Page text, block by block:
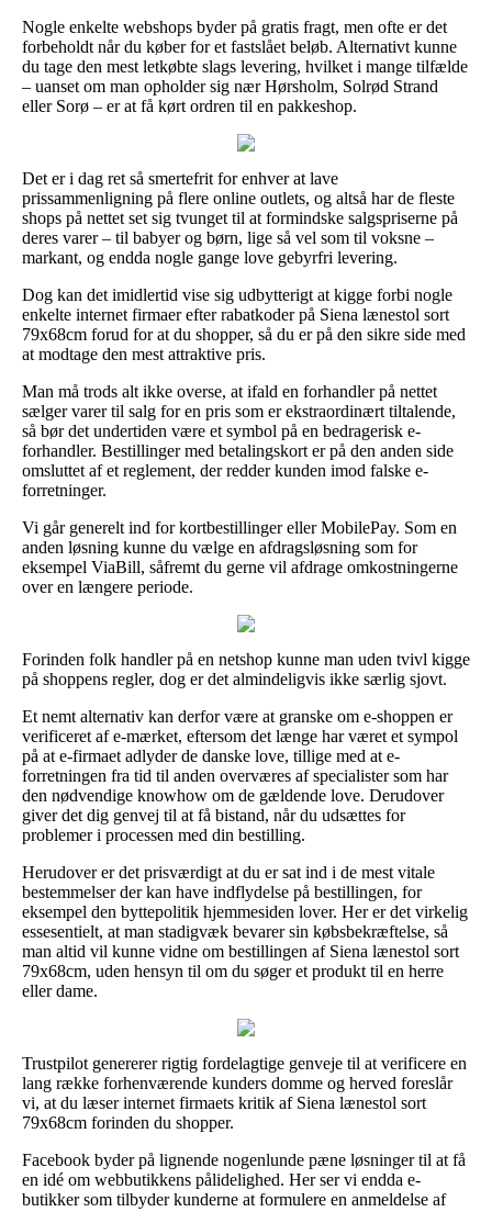
Nogle enkelte webshops byder på gratis fragt, men ofte er det
forbeholdt når du køber for et fastslået beløb. Alternativt kunne
du tage den mest letkøbte slags levering, hvilket i mange tilfælde
– uanset om man opholder sig nær Hørsholm, Solrød Strand
eller Sorø – er at få kørt ordren til en pakkeshop.
Det er i dag ret så smertefrit for enhver at lave
prissammenligning på flere online outlets, og altså har de fleste
shops på nettet set sig tvunget til at formindske salgspriserne på
deres varer – til babyer og børn, lige så vel som til voksne –
markant, og endda nogle gange love gebyrfri levering.
Dog kan det imidlertid vise sig udbytterigt at kigge forbi nogle
enkelte internet firmaer efter rabatkoder på Siena lænestol sort
79x68cm forud for at du shopper, så du er på den sikre side med
at modtage den mest attraktive pris.
Man må trods alt ikke overse, at ifald en forhandler på nettet
sælger varer til salg for en pris som er ekstraordinært tiltalende,
så bør det undertiden være et symbol på en bedragerisk e-
forhandler. Bestillinger med betalingskort er på den anden side
omsluttet af et reglement, der redder kunden imod falske e-
forretninger.
Vi går generelt ind for kortbestillinger eller MobilePay. Som en
anden løsning kunne du vælge en afdragsløsning som for
eksempel ViaBill, såfremt du gerne vil afdrage omkostningerne
over en længere periode.
Forinden folk handler på en netshop kunne man uden tvivl kigge
på shoppens regler, dog er det almindeligvis ikke særlig sjovt.
Et nemt alternativ kan derfor være at granske om e-shoppen er
verificeret af e-mærket, eftersom det længe har været et sympol
på at e-firmaet adlyder de danske love, tillige med at e-
forretningen fra tid til anden overværes af specialister som har
den nødvendige knowhow om de gældende love. Derudover
giver det dig genvej til at få bistand, når du udsættes for
problemer i processen med din bestilling.
Herudover er det prisværdigt at du er sat ind i de mest vitale
bestemmelser der kan have indflydelse på bestillingen, for
eksempel den byttepolitik hjemmesiden lover. Her er det virkelig
essesentielt, at man stadigvæk bevarer sin købsbekræftelse, så
man altid vil kunne vidne om bestillingen af Siena lænestol sort
79x68cm, uden hensyn til om du søger et produkt til en herre
eller dame.
Trustpilot genererer rigtig fordelagtige genveje til at verificere en
lang række forhenværende kunders domme og herved foreslår
vi, at du læser internet firmaets kritik af Siena lænestol sort
79x68cm forinden du shopper.
Facebook byder på lignende nogenlunde pæne løsninger til at få
en idé om webbutikkens pålidelighed. Her ser vi endda e-
butikker som tilbyder kunderne at formulere en anmeldelse af